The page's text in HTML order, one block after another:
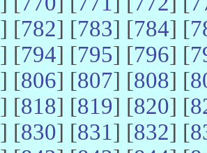
] [782] [783] [784] [
] [794] [795] [796] [
] [806] [807] [808] [
] [818] [819] [820] [
] [830] [831] [832] [